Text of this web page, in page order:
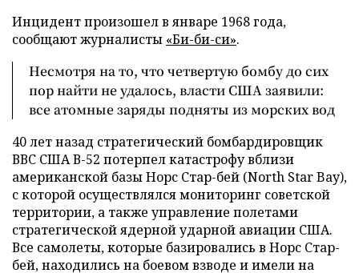
Инцидент произошел в январе 1968 года,
сообщают журналисты «Би-би-си».
Несмотря на то, что четвертую бомбу до сих
пор найти не удалось, власти США заявили:
все атомные заряды подняты из морских вод
40 лет назад стратегический бомбардировщик
ВВС США В-52 потерпел катастрофу вблизи
американской базы Норс Стар-бей (North Star Bay),
с которой осуществлялся мониторинг советской
территории, а также управление полетами
стратегической ядерной ударной авиации США.
Все самолеты, которые базировались в Норс Стар-
бей, находились на боевом взводе и имели на